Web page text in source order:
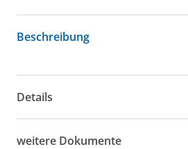
Beschreibung
Details
weitere Dokumente